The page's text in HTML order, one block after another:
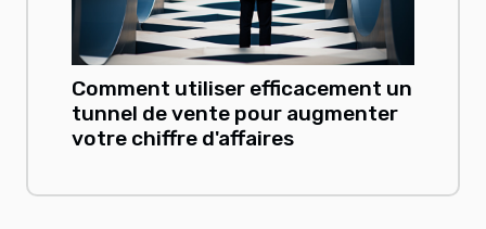
Comment utiliser efficacement un
tunnel de vente pour augmenter
votre chiffre d'affaires